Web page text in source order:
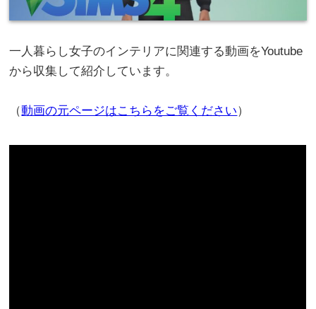
一人暮らし女子のインテリアに関連する動画をYoutube
から収集して紹介しています。
（動画の元ページはこちらをご覧ください）